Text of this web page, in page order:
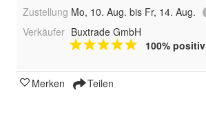
Zustellung Mo, 10. Aug. bis Fr, 14. Aug.
Verkäufer Buxtrade GmbH
100% positiv
Merken Teilen